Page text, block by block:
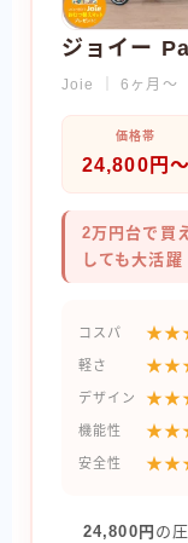
ジョイー
Joie ｜ 6ヶ月〜
価格帯
24,800円〜
2万円台で買
しても大活躍
コスパ
軽さ
デザイン
機能性
安全性
24,800円 の